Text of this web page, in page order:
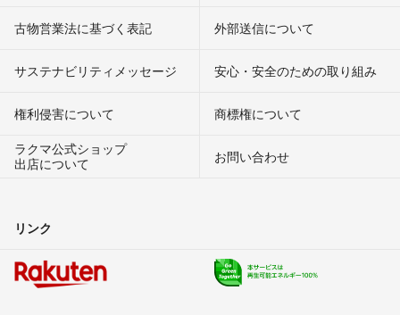
古物営業法に基づく表記 外部送信について
サステナビリティメッセージ 安心・安全のための取り組み
権利侵害について
商標権について
ラクマ公式ショップ
出店について
お問い合わせ
リンク